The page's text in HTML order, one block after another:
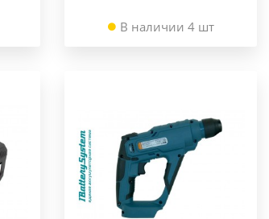
В наличии 4 шт